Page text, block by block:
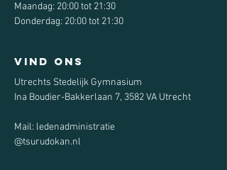
Maandag: 20:00 tot 21:30
Donderdag: 20:00 tot 21:30
vind ons
Utrechts Stedelijk Gymnasium
Ina Boudier-Bakkerlaan 7, 3582 VA Utrecht
Mail: ledenadministratie
@tsurudokan.nl